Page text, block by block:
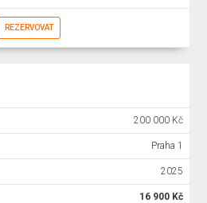
REZERVOVAT
200 000 Kč
Praha 1
2025
16 900 Kč